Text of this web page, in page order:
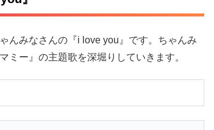
んみなさんの『i love you』です。ちゃんみ
ミー』の主題歌を深堀りしていきます。